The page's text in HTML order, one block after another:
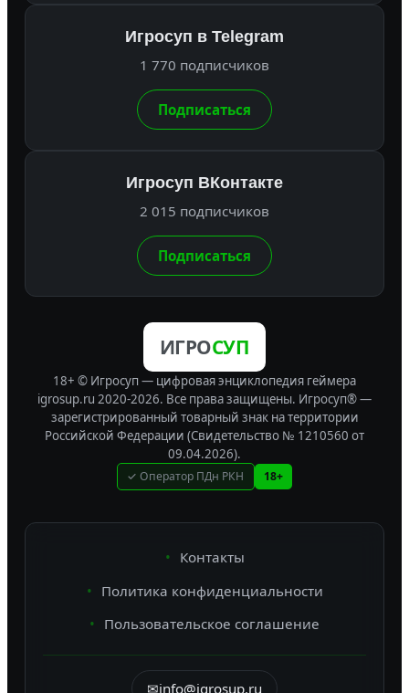
Игросуп в Telegram
1 770 подписчиков
Подписаться
Игросуп ВКонтакте
2 015 подписчиков
Подписаться
ИГРОСУП
18+ © Игросуп — цифровая энциклопедия геймера
igrosup.ru 2020-2026. Все права защищены. Игросуп® —
зарегистрированный товарный знак на территории
Российской Федерации (Свидетельство № 1210560 от
09.04.2026).
✓ Оператор ПДн РКН 18+
Контакты
Политика конфиденциальности
Пользовательское соглашение
✉info@igrosup.ru